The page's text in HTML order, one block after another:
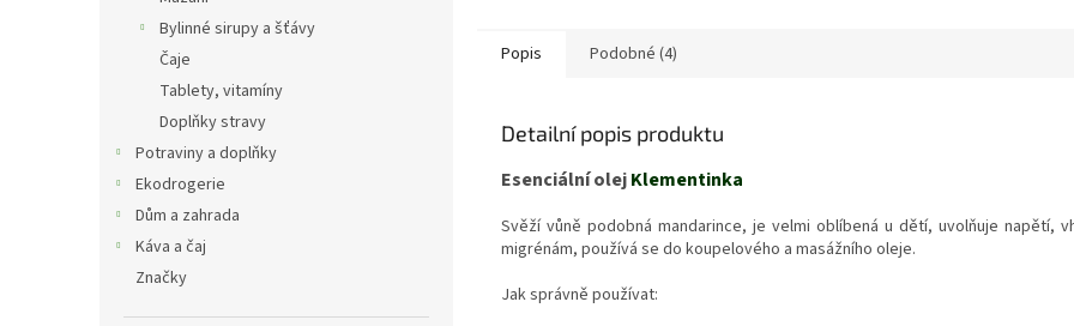
Bylinné sirupy a šťávy
Čaje
Tablety, vitamíny
Doplňky stravy
Potraviny a doplňky
Ekodrogerie
Dům a zahrada
Káva a čaj
Značky
Popis Podobné (4)
Detailní popis produktu
Esenciální olejKlementinka
Svěží vůně podobná mandarince, je velmi oblíbená u dětí, uvolňuje napětí,
migrénám, používá se do koupelového a masážního oleje.
Jak správně používat: